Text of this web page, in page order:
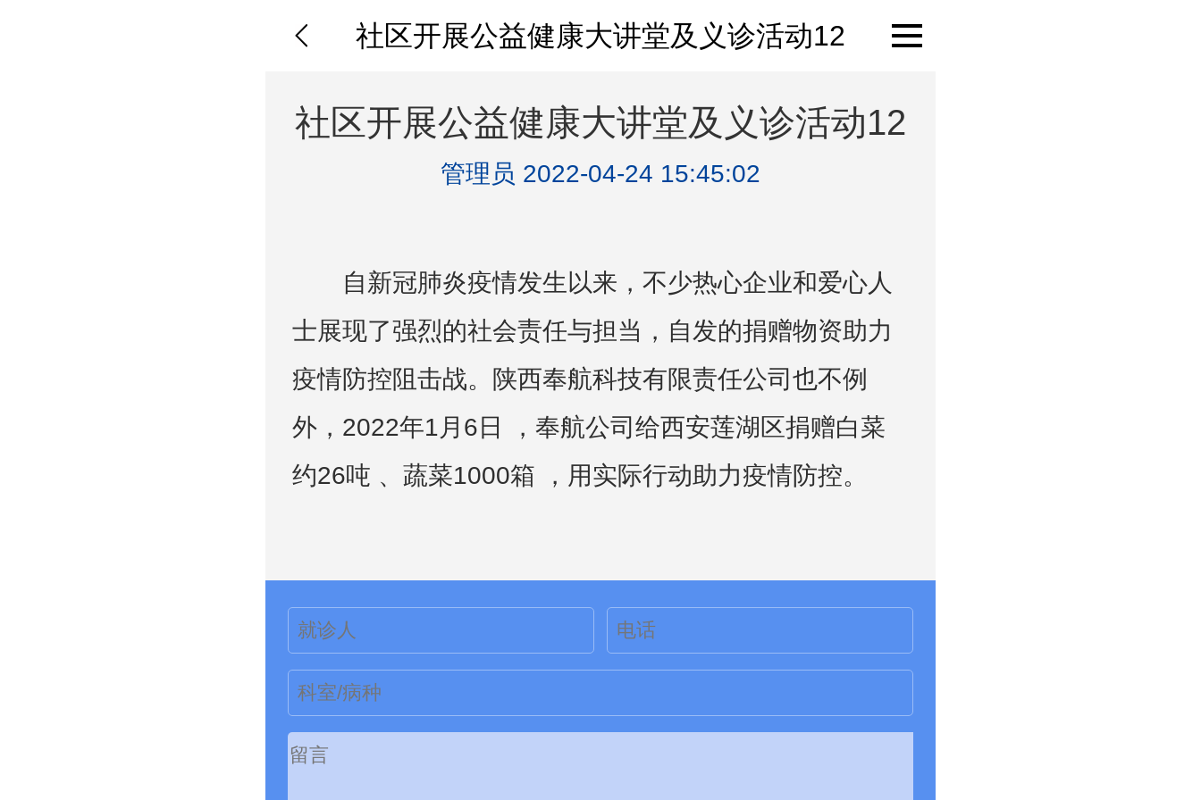
社区开展公益健康大讲堂及义诊活动12
社区开展公益健康大讲堂及义诊活动12
管理员 2022-04-24 15:45:02
自新冠肺炎疫情发生以来，不少热心企业和爱心人
士展现了强烈的社会责任与担当，自发的捐赠物资助力
疫情防控阻击战。陕西奉航科技有限责任公司也不例
外，2022年1月6日 ，奉航公司给西安莲湖区捐赠白菜
约26吨 、蔬菜1000箱 ，用实际行动助力疫情防控。